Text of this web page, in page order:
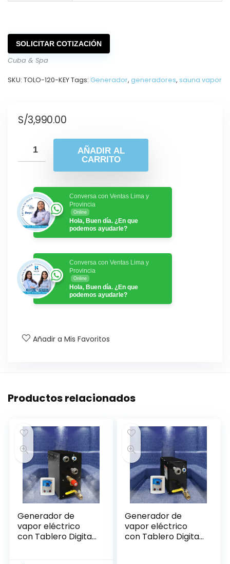
SOLICITAR COTIZACIÓN
Cuba & Spa
SKU: TOLO-120-KEYTags: Generador, generadores, sauna vapor
S/3,990.00
AÑADIR AL
CARRITO
Conversa con Ventas Lima y
Provincia
Online
Hola, Buen día. ¿En que
podemos ayudarle?
Conversa con Ventas Lima y
Provincia
Online
Hola, Buen día. ¿En que
podemos ayudarle?
Añadir a Mis Favoritos
Productos relacionados
Generador de
vapor eléctrico
con Tablero Digital
Generador de
vapor eléctrico
con Tablero Digital